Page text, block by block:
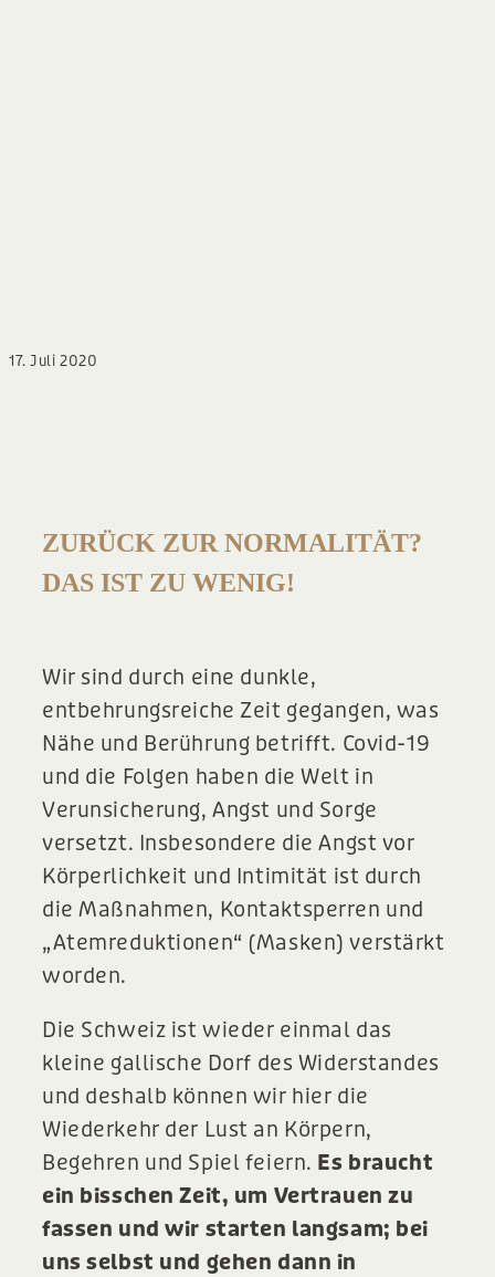
17. Juli 2020
ZURÜCK ZUR NORMALITÄT?
DAS IST ZU WENIG!
Wir sind durch eine dunkle,
entbehrungsreiche Zeit gegangen, was
Nähe und Berührung betrifft. Covid-19
und die Folgen haben die Welt in
Verunsicherung, Angst und Sorge
versetzt. Insbesondere die Angst vor
Körperlichkeit und Intimität ist durch
die Maßnahmen, Kontaktsperren und
„Atemreduktionen“ (Masken) verstärkt
worden.
Die Schweiz ist wieder einmal das
kleine gallische Dorf des Widerstandes
und deshalb können wir hier die
Wiederkehr der Lust an Körpern,
Begehren und Spiel feiern. Es braucht
ein bisschen Zeit, um Vertrauen zu
fassen und wir starten langsam; bei
uns selbst und gehen dann in